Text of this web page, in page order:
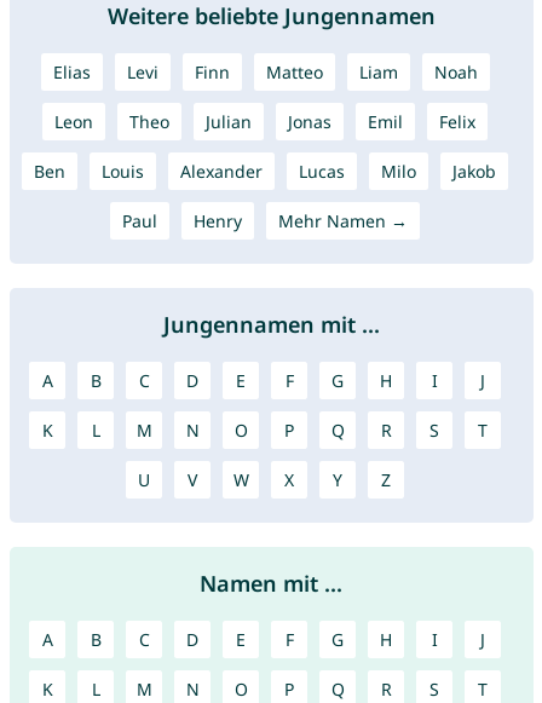
Weitere beliebte Jungennamen
Elias Levi Finn Matteo Liam Noah
Leon Theo Julian Jonas Emil Felix
Ben Louis Alexander Lucas Milo Jakob
Paul Henry Mehr Namen →
Jungennamen mit ...
A B C D E F G H I J
K L M N O P Q R S T
U V W X Y Z
Namen mit ...
A B C D E F G H I J
K L M N O P Q R S T